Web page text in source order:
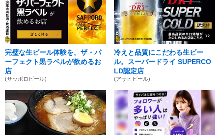
完璧な生ビール体験を。ザ・パ
ーフェクト黒ラベルが飲めるお
店
(サッポロビール)
冷えと品質にこだわる生ビー
ル。スーパードライ SUPERCO
LD認定店
(アサヒビール)